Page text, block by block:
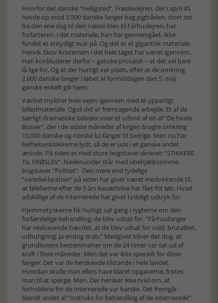
Hvorfor det danske ”helligsted”, Frøslevlejren, der i april 45
havde op mod 5.500 danske fanger bag pigtråden, stort set
fra den ene dag til den næste blev til Fårhuslejren, har
forfatteren, i det materiale, han har gennemgået, ikke
fundet et entydigt svar på. Og det er et gigantisk materiale.
Henrik Skov Kristensen i det hele taget har været igennem.
Han konkluderer derfor – ganske prosaisk – at det vel bare
lå lige for. Og at der hurtigt var plads, efter at de omkring
2.000 danske fanger i løbet af formiddagen den 5. maj
ganske enkelt gik hjem.
Værket myldrer hele vejen igennem med et ypperligt
billedmateriale. Også det er fremragende arbejde. Et af de
særligt dramatiske billeder viser et udsnit af en af ”De hvide
Busser”, der i de sidste måneder af krigen bragte omkring
15.000 danske og norske kz-fanger til Sverige. Men nu har
befrielsesklokkerne lydt, så de er ude i et ganske andet
ærinde. På siden er med store bogstaver skrevet: ”STIKKERE
TIL FRØSLEV”. Nedenunder står med ubehjælpsomme
bogstaver ”Politiet”. Den mere end tydelige
”varedeklaration” på siden har givet været medvirkende til,
at følelserne efter de 5 års besættelse har fået frit løb. Hvad
adskillige af de internerede har givet tydeligt udtryk for.
Hjemmetyskerne fik hurtigt sat gang i rygterne om den
forfærdelige behandling, de blev udsat for. ”Fårhusfanger
har vedvarende hævdet, at de blev udsat for vold, brutalitet,
udhungring, ja endog drab.” Medgivet bliver det dog, at
grundlovens bestemmelser om de 24 timer var sat ud af
kraft i flere måneder. Men det var ikke specielt for disse
fanger. Det var de herskende tilstande i hele landet.
Hvordan skulle man ellers have klaret opgaverne, fristes
man til at spørge. Men. Der hersker ikke tvivl om, at
forholdene for de internerede var barske. Det fremgår
blandt andet af ”Instruks for behandling af de internerede”,